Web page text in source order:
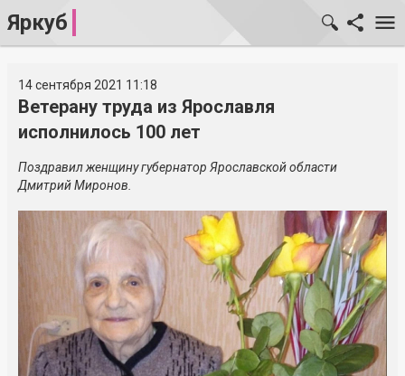
Яркуб
14 сентября 2021 11:18
Ветерану труда из Ярославля
исполнилось 100 лет
Поздравил женщину губернатор Ярославской области
Дмитрий Миронов.